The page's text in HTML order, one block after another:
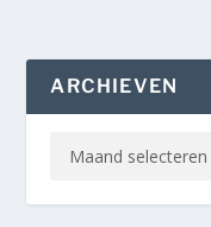
ARCHIEVEN